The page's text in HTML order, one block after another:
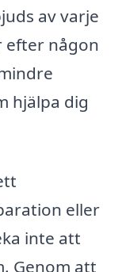
av varje
efter någon
hjälpa dig
eller
inte att
Genom att